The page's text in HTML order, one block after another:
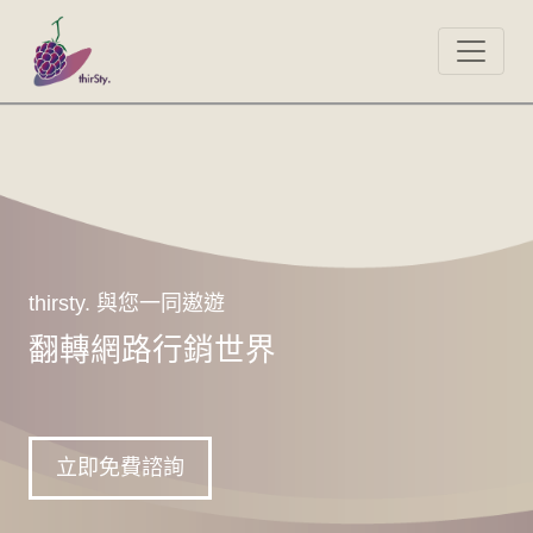
thirsty. 與您一同遨遊
翻轉網路行銷世界
立即免費諮詢